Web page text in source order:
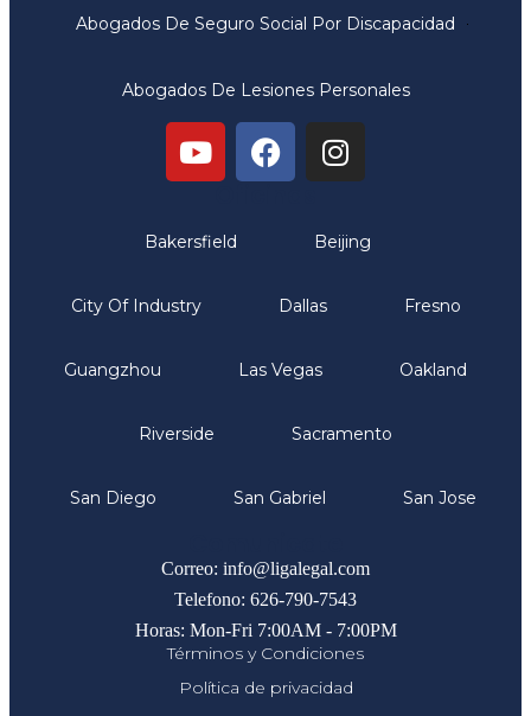
Abogados De Seguro Social Por Discapacidad
Abogados De Lesiones Personales
Bakersfield Beijing
City Of Industry Dallas Fresno
Guangzhou Las Vegas Oakland
Riverside Sacramento
San Diego San Gabriel San Jose
Correo: info@ligalegal.com
Telefono: 626-790-7543
Horas: Mon-Fri 7:00AM - 7:00PM
Términos y Condiciones
Política de privacidad